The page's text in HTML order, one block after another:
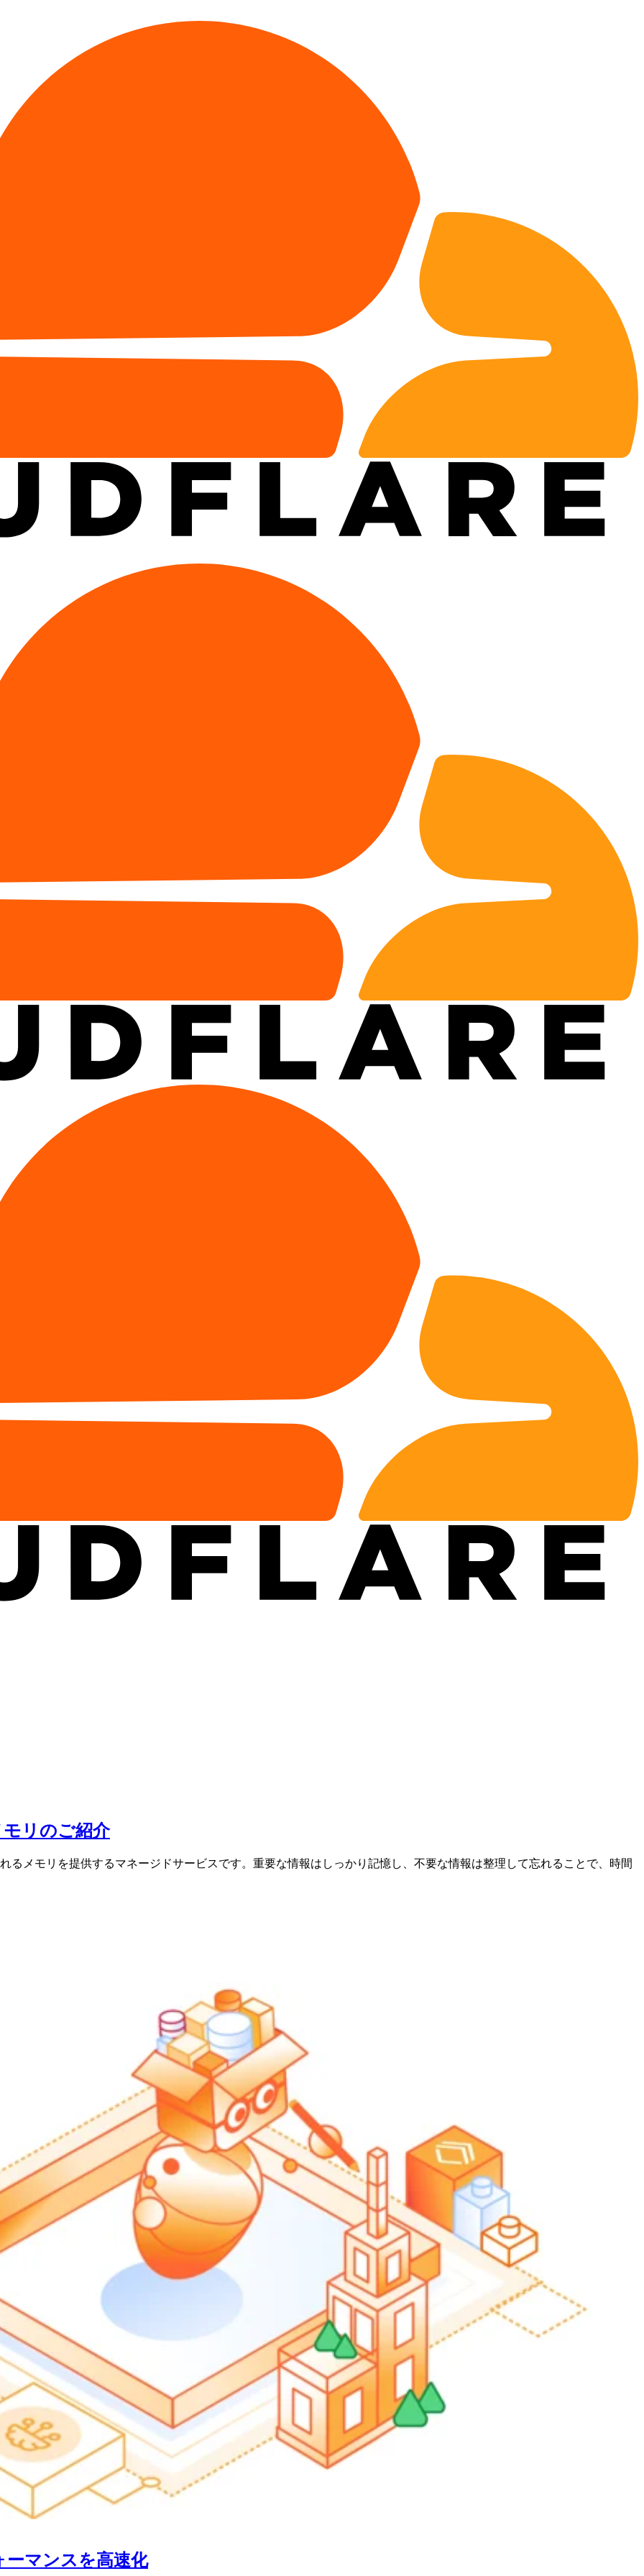
リのご紹介
るメモリを提供するマネージドサービスです。重要な情報はしっかり記憶し、不要な情報は整理して忘れることで、時間
ーマンスを高速化